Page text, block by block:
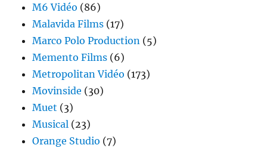
M6 Vidéo (86)
Malavida Films (17)
Marco Polo Production (5)
Memento Films (6)
Metropolitan Vidéo (173)
Movinside (30)
Muet (3)
Musical (23)
Orange Studio (7)